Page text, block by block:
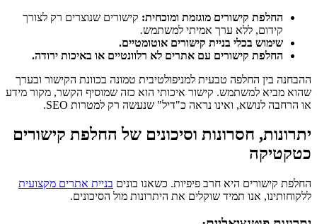
החלפת קישורים מוגזמת ומוכחית: קישורים שנוצרים רק לצורך
קידום, ללא ערך אמיתי למשתמש.
שימוש בכלי בניית קישורים אוטומטיים.
החלפת קישורים עם אתרים לא רלוונטיים או באיכות ירודה.
ההבחנה בין החלפה טבעית למניפולטיבית טמונה בכוונת הקישור ובערך
שהוא מביא למשתמש. קישור איכותי הוא כזה שמוסיף הקשר, מקור מידע
או הרחבה לנושא, ואינו נראה כ"דיל" שנעשה רק למטרות SEO.
יתרונות, חסרונות וסיכונים של החלפת קישורים
כטקטיקה
החלפת קישורים היא חרב פיפיות. כשאנו בונים בניית אתרים מקצועית
ללקוחותינו, אנו תמיד שוקלים את היתרונות מול הסיכונים.